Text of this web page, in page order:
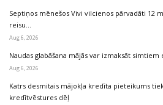
Septiņos mēnešos Vivi vilcienos pārvadāti 12
reisu…
Aug 6, 2026
Naudas glabāšana mājās var izmaksāt simtiem
Aug 6, 2026
Katrs desmitais mājokļa kredīta pieteikums
kredītvēstures dēļ